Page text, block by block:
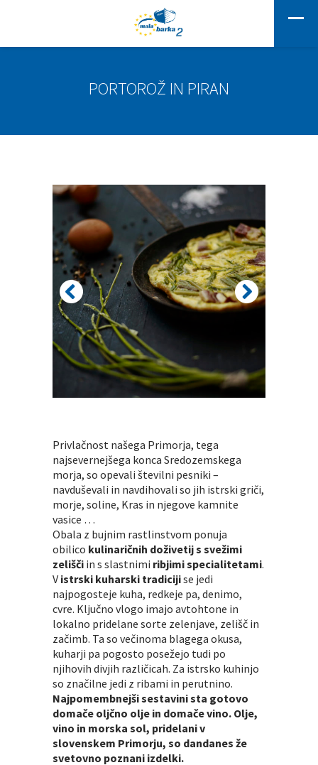
PORTOROŽ IN PIRAN
Privlačnost našega Primorja, tega
najsevernejšega konca Sredozemskega
morja, so opevali številni pesniki –
navduševali in navdihovali so jih istrski griči,
morje, soline, Kras in njegove kamnite
vasice …
Obala z bujnim rastlinstvom ponuja
obilico kulinaričnih doživetij s svežimi
zelišči in s slastnimi ribjimi specialitetami.
V istrski kuharski tradicijise jedi
najpogosteje kuha, redkeje pa, denimo,
cvre. Ključno vlogo imajo avtohtone in
lokalno pridelane sorte zelenjave, zelišč in
začimb. Ta so večinoma blagega okusa,
kuharji pa pogosto posežejo tudi po
njihovih divjih različicah. Za istrsko kuhinjo
so značilne jedi z ribami in perutnino.
Najpomembnejši sestavini sta gotovo
domače oljčno olje in domače vino. Olje,
vino in morska sol, pridelani v
slovenskem Primorju, so dandanes že
svetovno poznani izdelki.